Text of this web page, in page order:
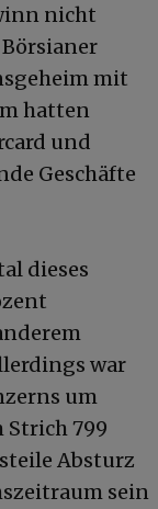
nicht
mit
hatten
und
Geschäfte
dieses
war
um
Strich 799
Absturz
sein